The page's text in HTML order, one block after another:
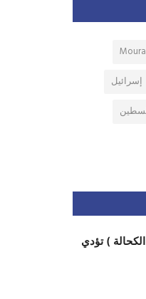
إسرائيل
) تؤدي